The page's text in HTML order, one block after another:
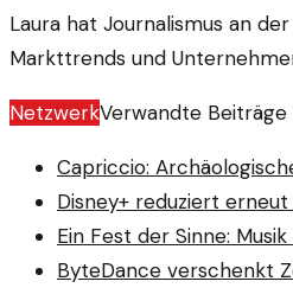
Laura hat Journalismus an
Markttrends und
NetzwerkVerwandte Beiträge
Capriccio:
Disney+ reduziert
Ein Fest der Sinne:
ByteDance verschenkt